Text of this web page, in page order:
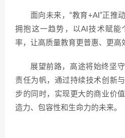
面向未来，“教育+AI”正推
拥抱这一趋势，以AI技术赋能
率，让高质量教育更普惠、更高
展望前路，高途将始终坚
责任为帆，通过持续技术创新
步的同时，实现更大的商业价
造力、包容性和生命力的未来。